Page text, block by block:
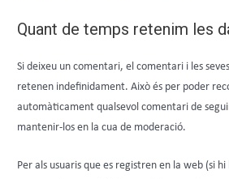
Quant de temps retenim les
Si deixeu un comentari, el comentari i les
retenen indefinidament. Això és per poder
automàticament qualsevol comentari de
mantenir-los en la cua de moderació.
Per als usuaris que es registren en la web (si